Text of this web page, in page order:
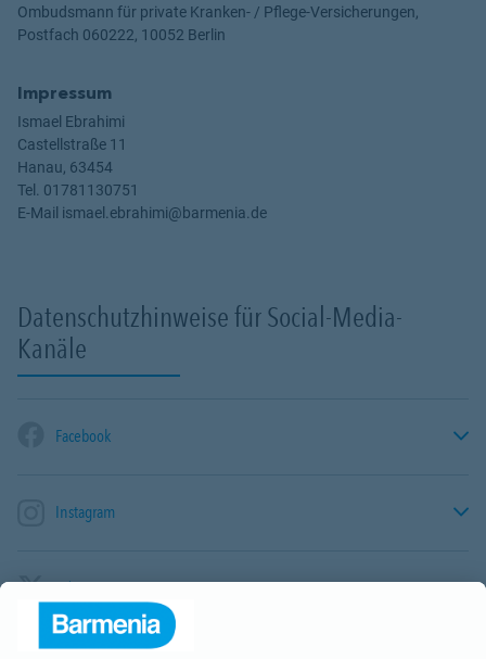
Ombudsmann für private Kranken- / Pflege-Versicherungen,
Postfach 060222, 10052 Berlin
Impressum
Ismael Ebrahimi
Castellstraße 11
Hanau, 63454
Tel. 01781130751
E-Mail ismael.ebrahimi@barmenia.de
Datenschutzhinweise für Social-Media-
Kanäle
Facebook
Instagram
X / Twitter